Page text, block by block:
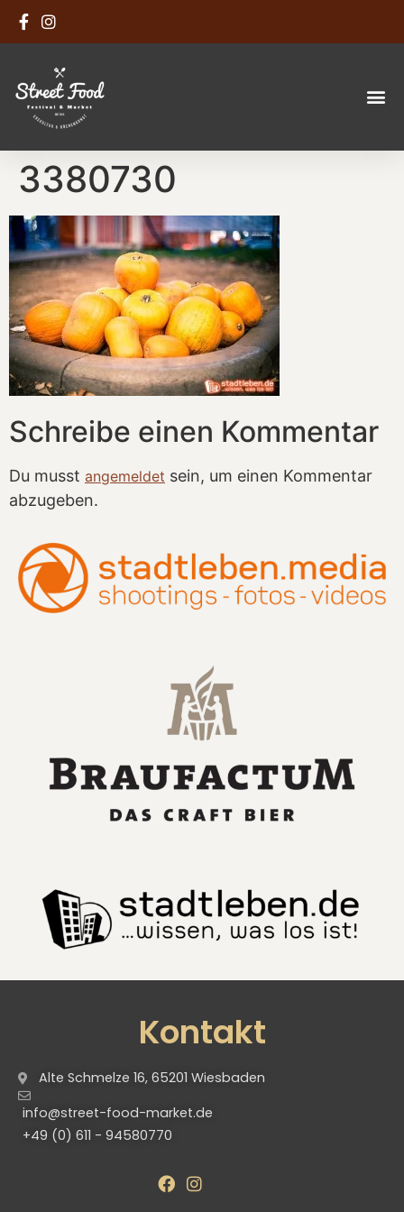
3380730
Schreibe einen Kommentar
Du musst angemeldet sein, um einen Kommentar
abzugeben.
Kontakt
Alte Schmelze 16, 65201 Wiesbaden
info@street-food-market.de
+49 (0) 611 - 94580770